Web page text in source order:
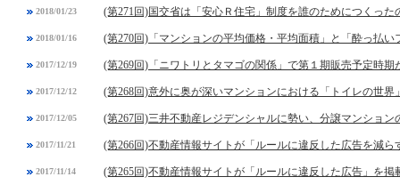
2018/01/23 (第271回)国交省は「安心Ｒ住宅」制度を誰のためにつくった
2018/01/16 (第270回)「マンションの平均価格・平均面積」と「酔っ払
2017/12/19 (第269回)「ニワトリとタマゴの関係」で第１期販売予定時期
2017/12/12 (第268回)意外に奥が深いマンションにおける「トイレの世界
2017/12/05 (第267回)三井不動産レジデンシャルに勢い、分譲マンション
2017/11/21 (第266回)不動産情報サイトが「ルールに違反した広告を減ら
2017/11/14 (第265回)不動産情報サイトが「ルールに違反した広告」を掲